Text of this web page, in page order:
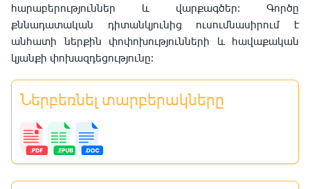
հարաբերություններ և վարքագծեր։ Գործը
քննադատական դիտանկյունից ուսումնասիրում է
անհատի ներքին փոփոխությունների և հավաքական
կյանքի փոխազդեցությունը։
Ներբեռնել տարբերակները